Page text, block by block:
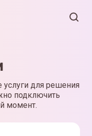
для решения
подключить
момент.